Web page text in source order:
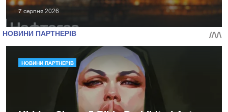
7 серпня 2026